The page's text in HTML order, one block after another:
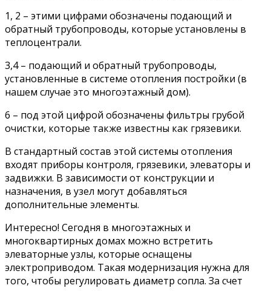
1, 2 – этими цифрами обозначены подающий и
обратный трубопроводы, которые установлены в
теплоцентрали.
3,4 – подающий и обратный трубопроводы,
установленные в системе отопления постройки (в
нашем случае это многоэтажный дом).
6 – под этой цифрой обозначены фильтры грубой
очистки, которые также известны как грязевики.
В стандартный состав этой системы отопления
входят приборы контроля, грязевики, элеваторы и
задвижки. В зависимости от конструкции и
назначения, в узел могут добавляться
дополнительные элементы.
Интересно! Сегодня в многоэтажных и
многоквартирных домах можно встретить
элеваторные узлы, которые оснащены
электроприводом. Такая модернизация нужна для
того, чтобы регулировать диаметр сопла. За счет